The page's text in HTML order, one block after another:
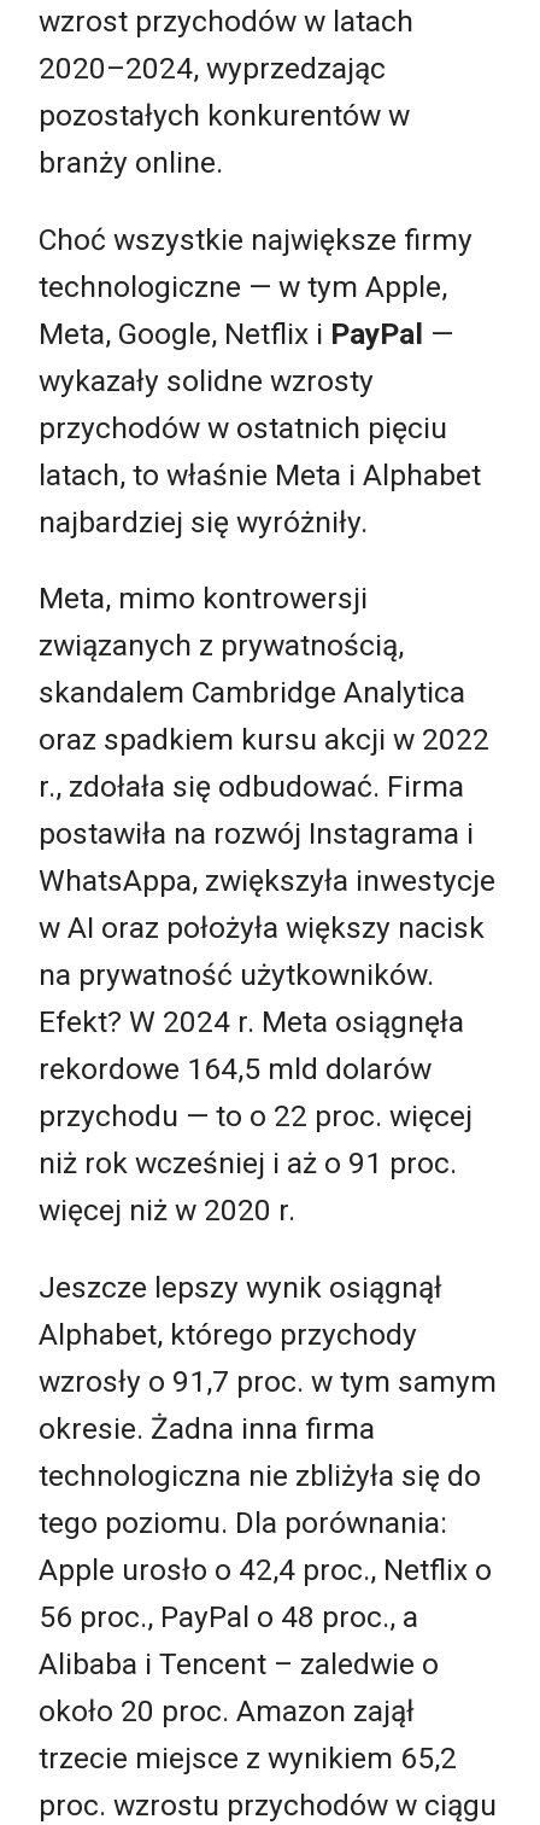
wzrost przychodów w latach
2020–2024, wyprzedzając
pozostałych konkurentów w
branży online.
Choć wszystkie największe firmy
technologiczne — w tym Apple,
Meta, Google, Netflix i PayPal —
wykazały solidne wzrosty
przychodów w ostatnich pięciu
latach, to właśnie Meta i Alphabet
najbardziej się wyróżniły.
Meta, mimo kontrowersji
związanych z prywatnością,
skandalem Cambridge Analytica
oraz spadkiem kursu akcji w 2022
r., zdołała się odbudować. Firma
postawiła na rozwój Instagrama i
WhatsAppa, zwiększyła inwestycje
w AI oraz położyła większy nacisk
na prywatność użytkowników.
Efekt? W 2024 r. Meta osiągnęła
rekordowe 164,5 mld dolarów
przychodu — to o 22 proc. więcej
niż rok wcześniej i aż o 91 proc.
więcej niż w 2020 r.
Jeszcze lepszy wynik osiągnął
Alphabet, którego przychody
wzrosły o 91,7 proc. w tym samym
okresie. Żadna inna firma
technologiczna nie zbliżyła się do
tego poziomu. Dla porównania:
Apple urosło o 42,4 proc., Netflix o
56 proc., PayPal o 48 proc., a
Alibaba i Tencent – zaledwie o
około 20 proc. Amazon zajął
trzecie miejsce z wynikiem 65,2
proc. wzrostu przychodów w ciągu